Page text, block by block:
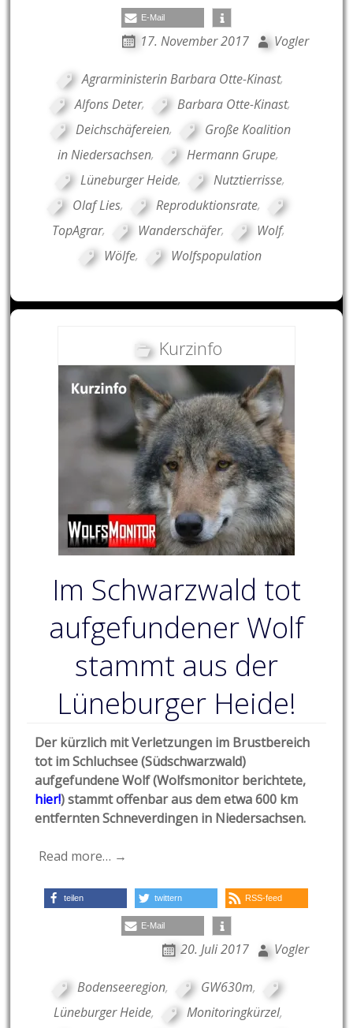
E-Mail
17. November 2017 Vogler
Agrarministerin Barbara Otte-Kinast,
Alfons Deter, Barbara Otte-Kinast,
Deichschäfereien,
Große Koalition
in Niedersachsen, Hermann Grupe,
Lüneburger Heide, Nutztierrisse,
Olaf Lies, Reproduktionsrate,
TopAgrar, Wanderschäfer, Wolf,
Wölfe, Wolfspopulation
Kurzinfo
Im Schwarzwald tot
aufgefundener Wolf
stammt aus der
Lüneburger Heide!
Der kürzlich mit Verletzungen im Brustbereich
tot im Schluchsee (Südschwarzwald)
aufgefundene Wolf (Wolfsmonitor berichtete,
hier!) stammt offenbar aus dem etwa 600 km
entfernten Schneverdingen in Niedersachsen.
Read more… →
teilen twittern RSS-feed
E-Mail
20. Juli 2017 Vogler
Bodenseeregion, GW630m,
Lüneburger Heide, Monitoringkürzel,